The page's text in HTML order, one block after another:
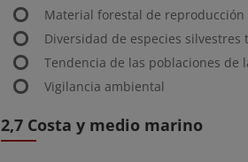
Material forestal de reproducción
Diversidad de especies silvestres
Tendencia de las poblaciones de
Vigilancia ambiental
2,7 Costa y medio marino